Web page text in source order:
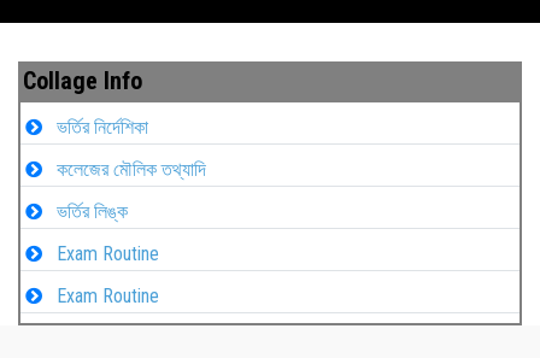
Collage Info
ভর্তির নির্দেশিকা
কলেজের মৌলিক তথ্যাদি
ভর্তির লিঙ্ক
Exam Routine
Exam Routine